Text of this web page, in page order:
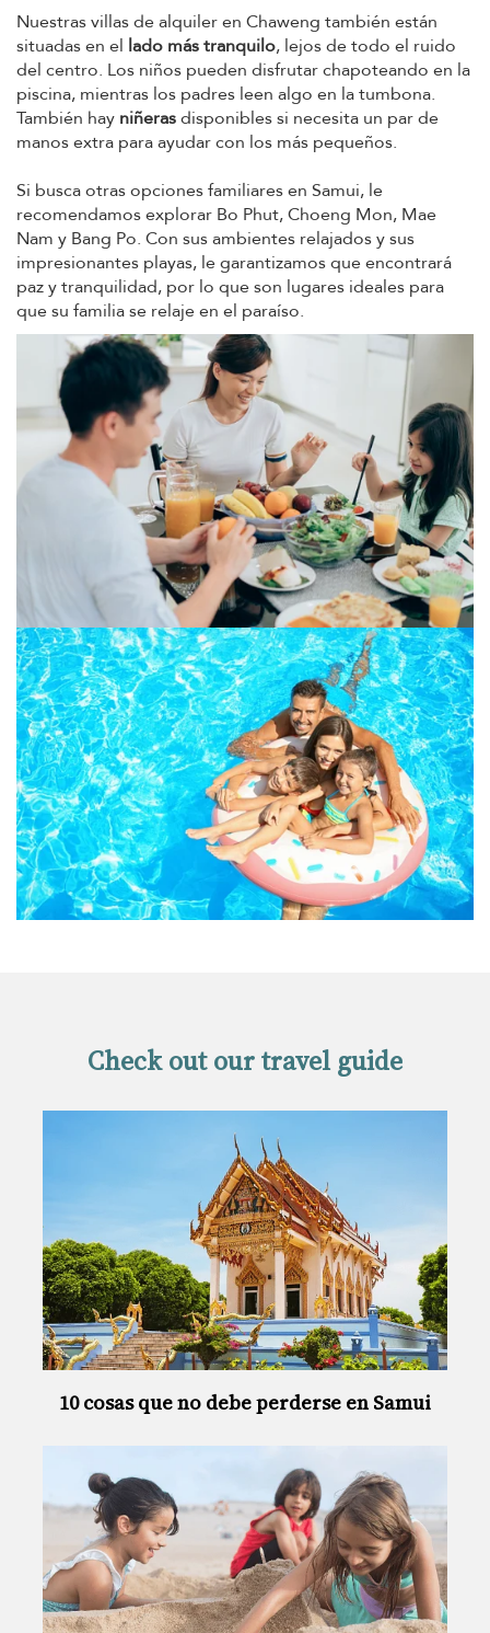
Nuestras villas de alquiler en Chaweng también están
situadas en el lado más tranquilo, lejos de todo el ruido
del centro. Los niños pueden disfrutar chapoteando en la
piscina, mientras los padres leen algo en la tumbona.
También hay niñerasdisponibles si necesita un par de
manos extra para ayudar con los más pequeños.
Si busca otras opciones familiares en Samui, le
recomendamos explorar Bo Phut, Choeng Mon, Mae
Nam y Bang Po. Con sus ambientes relajados y sus
impresionantes playas, le garantizamos que encontrará
paz y tranquilidad, por lo que son lugares ideales para
que su familia se relaje en el paraíso.
Check out our travel guide
10 cosas que no debe perderse en Samui